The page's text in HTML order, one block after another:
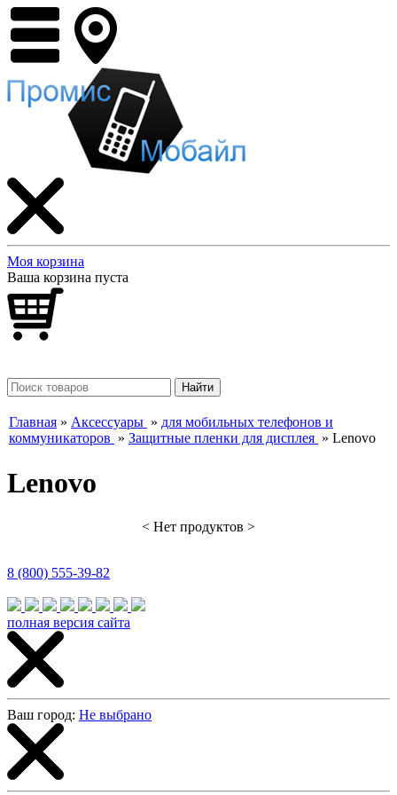
Моя корзина
Ваша корзина пуста
Главная » Аксессуары » для мобильных телефонов и
коммуникаторов » Защитные пленки для дисплея » Lenovo
Lenovo
< Нет продуктов >
8 (800) 555-39-82
полная версия сайта
Ваш город: Не выбрано